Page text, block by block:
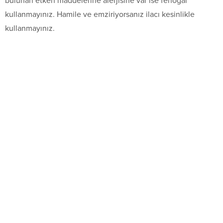
kullanmayınız. Hamile ve emziriyorsanız ilacı kesinlikle
kullanmayınız.